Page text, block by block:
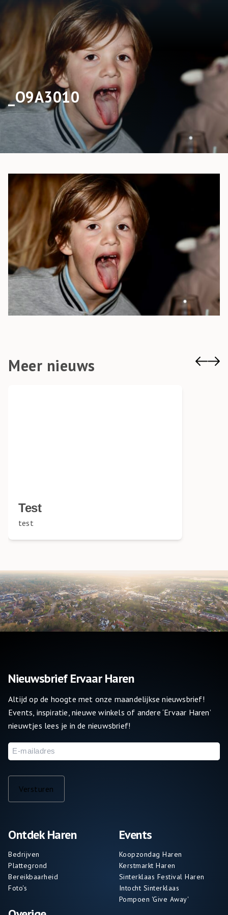
_O9A3010
Meer nieuws
Test
test
Ontdek Haren
Bedrijven
Plattegrond
Bereikbaarheid
Foto's
Events
Koopzondag Haren
Kerstmarkt Haren
Sinterklaas Festival Haren
Intocht Sinterklaas
Pompoen 'Give Away'
Nieuwsbrief Ervaar Haren
Altijd op de hoogte met onze maandelijkse nieuwsbrief!
Events, inspiratie, nieuwe winkels of andere ‘Ervaar Haren’
nieuwtjes lees je in de nieuwsbrief!
E-
mailadres
Versturen